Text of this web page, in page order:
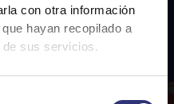
con otra información
hayan recopilado a
de sus servicios.